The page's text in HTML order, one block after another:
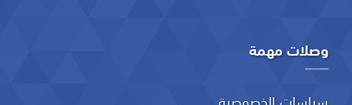
وصلات مهمة